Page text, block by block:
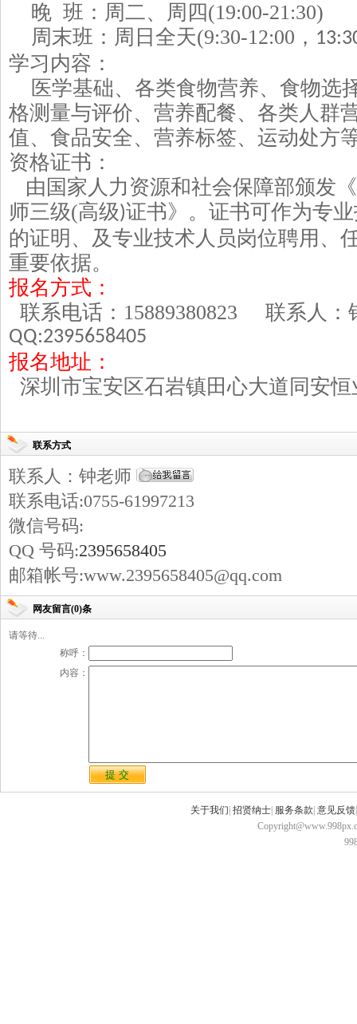
晚 班：周二、周四(19:00-21:30)
周末班：周日全天(9:30-12:00 ，
学习内容：
医学基础、各类食物营养、食物选
格测量与评价、营养配餐、各类人群
值、食品安全、营养标签、运动处方
资格证书：
由国家人力资源和社会保障部颁发
师三级(高级)证书》。证书可作为专
的证明、及专业技术人员岗位聘用、
重要依据。
报名方式：
联系电话： 15889380823 联系人
QQ:2395658405
报名地址：
深圳市宝安区石岩镇田心大道同安
联系方式
联系人：钟老师
联系电话:0755-61997213
微信号码:
QQ 号码:2395658405
邮箱帐号:www.2395658405@qq.com
网友留言(0)条
请等待...
称呼：
内容：
关于我们 招贤纳士 服务条款 意见反馈